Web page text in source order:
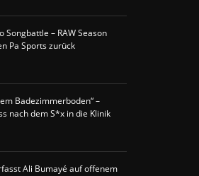
Songbattle – RAW Season
Pa Sports zurück
Badezimmerboden“ –
nach dem S*x in die Klinik
Ali Bumayé auf offenem